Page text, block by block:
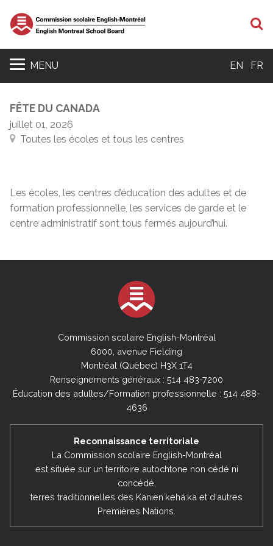
MENU EN FR
FÊTE DU CANADA
juillet 01, 2026
Toutes les écoles et tous les centres
Les écoles, les centres d’éducation des adultes et de
formation professionnelle, les services de garde et le
centre administratif sont tous fermés aujourd’hui.
Commission scolaire English-Montréal
6000, avenue Fielding
Montréal (Québec) H3X 1T4
Renseignements généraux : 514 483-7200
Éducation des adultes/Formation professionnelle : 514 488-
4636
Reconnaissance territoriale
La Commission scolaire English-Montréal
est située sur un territoire autochtone non cédé ni
concédé,
terres traditionnelles des Kanienʼkehá:ka et d'autres
Premières Nations.